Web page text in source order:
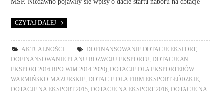
MŚP. Niedawno pojawiły się wpisy o dacie startu naboru na dotacje
CZYTAJ DALEJ
AKTUALNOŚCI DOFINANSOWANIE DOTACJE EKSPORT,
DOFINANSOWANIE PLANU ROZWOJU EKSPORTU
DOTACJE AN
EKSPORT 2016 RPO WIM 2014-2020)
DOTACJE DLA EKSPORTERÓW
WARMIŃSKO-MAZURSKIE
DOTACJE DLA FIRM EKSPORT ŁÓDZKIE
DOTACJE NA EKSPORT 2015
DOTACJE NA EKSPORT 2016
DOTACJE NA